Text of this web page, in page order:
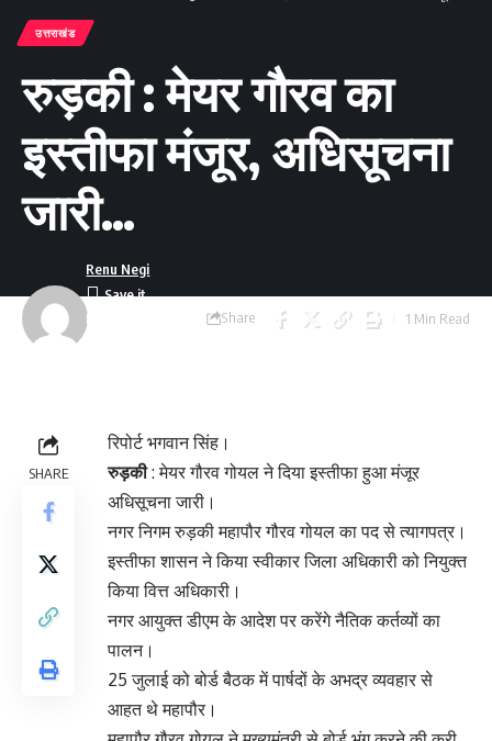
उत्तराखंड
रुड़की : मेयर गौरव का
इस्तीफा मंजूर, अधिसूचना
जारी…
Last updated:
Renu Negi
Share 1 Min Read
SHARE
रिपोर्ट भगवान सिंह।
रुड़की: मेयर गौरव गोयल ने दिया इस्तीफा हुआ मंजूर
अधिसूचना जारी।
नगर निगम रुड़की महापौर गौरव गोयल का पद से त्यागपत्र।
इस्तीफा शासन ने किया स्वीकार जिला अधिकारी को नियुक्त
किया वित्त अधिकारी।
नगर आयुक्त डीएम के आदेश पर करेंगे नैतिक कर्तव्यों का
पालन।
25 जुलाई को बोर्ड बैठक में पार्षदों के अभद्र व्यवहार से
आहत थे महापौर।